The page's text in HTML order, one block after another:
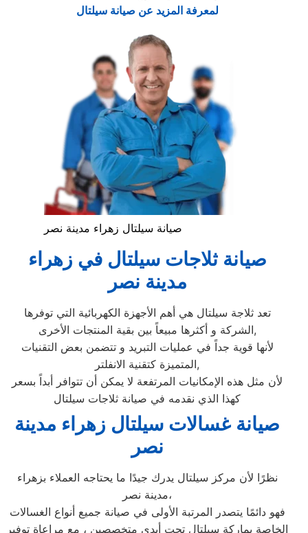
لمعرفة المزيد عن صيانة سيلتال
صيانة سيلتال زهراء مدينة نصر
صيانة ثلاجات سيلتال في زهراء
مدينة نصر
تعد ثلاجة سيلتال هي أهم الأجهزة الكهربائية التي توفرها
الشركة و أكثرها مبيعاً بين بقية المنتجات الأخرى,
لأنها قوية جداً في عمليات التبريد و تتضمن بعض التقنيات
المتميزة كتقنية الانفلتر,
لأن مثل هذه الإمكانيات المرتفعة لا يمكن أن تتوافر أبداً بسعر
كهذا الذي نقدمه في صيانة ثلاجات سيلتال
صيانة غسالات سيلتال زهراء مدينة
نصر
نظرًا لأن مركز سيلتال يدرك جيدًا ما يحتاجه العملاء بزهراء
مدينة نصر،
فهو دائمًا يتصدر المرتبة الأولى في صيانة جميع أنواع الغسالات
الخاصة بماركة سيلتال تحت أيدي متخصصين ، مع مراعاة توفير